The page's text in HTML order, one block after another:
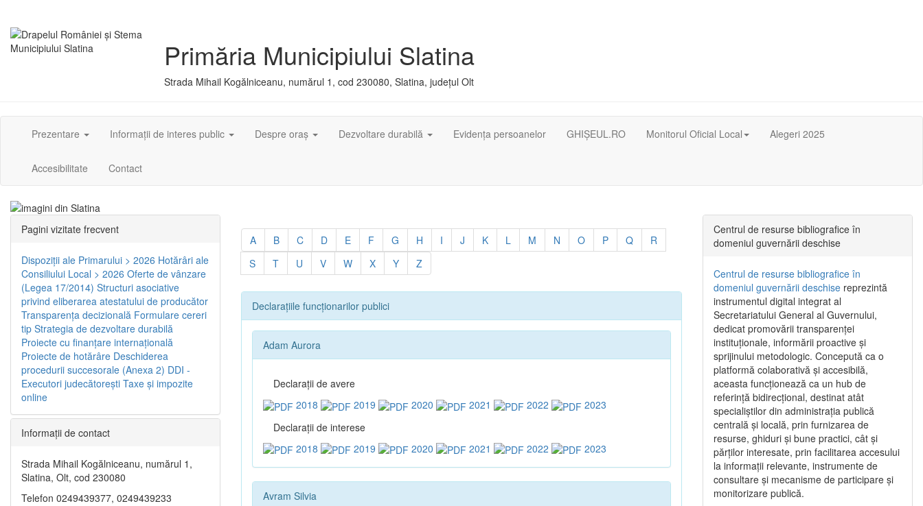
Primăria Municipiului Slatina
Strada Mihail Kogălniceanu, numărul 1, cod 230080, Slatina, județul Olt
Prezentare Informații de interes public Despre oraș Dezvoltare durabilă Evidența persoanelor GHIȘEUL.RO Monitorul Oficial Local Alegeri 2025
Accesibilitate Contact
A B C D E F G H I J K L M N O P Q
R
S
T U V W X Y Z
Declarațiile funcționarilor publici
Adam Aurora
Declaraţii de avere
2018
2019 2020 2021 2022
2023
Declaraţii de interese
2018
2019 2020 2021 2022 2023
Avram Silvia
Pagini vizitate frecvent
Dispoziţii ale Primarului > 2026 Hotărâri ale
Consiliului Local > 2026 Oferte de vânzare
(Legea 17/2014) Structuri asociative
privind eliberarea atestatului de producător
Transparenţa decizională Formulare cereri
tip Strategia de dezvoltare durabilă
Proiecte cu finanţare internaţională
Proiecte de hotărâre Deschiderea
procedurii succesorale (Anexa 2) DDI -
Executori judecătorești Taxe şi impozite
online
Informaţii de contact
Strada Mihail Kogălniceanu, numărul 1,
Slatina, Olt, cod 230080
Telefon 0249439377, 0249439233
Centrul de resurse bibliografice în
domeniul guvernării deschise
Centrul de resurse bibliografice în
domeniul guvernării deschise reprezintă
instrumentul digital integrat al
Secretariatului General al Guvernului,
dedicat promovării transparenței
instituționale, informării proactive și
sprijinului metodologic. Concepută ca o
platformă colaborativă și accesibilă,
aceasta funcționează ca un hub de
referință bidirecțional, destinat atât
specialiștilor din administrația publică
centrală și locală, prin furnizarea de
resurse, ghiduri și bune practici, cât și
părților interesate, prin facilitarea accesului
la informații relevante, instrumente de
consultare și mecanisme de participare și
monitorizare publică.